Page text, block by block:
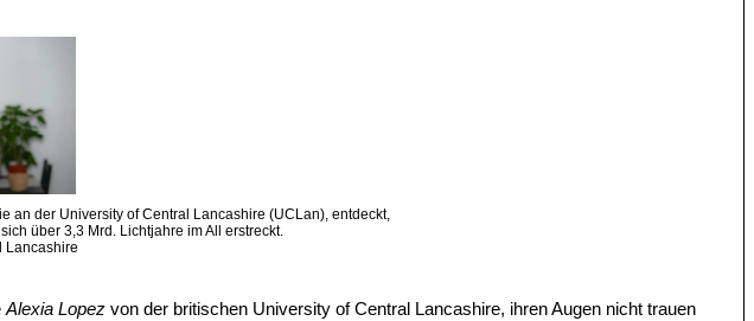
an der University of Central Lancashire (UCLan), entdeckt,
über 3,3 Mrd. Lichtjahre im All erstreckt.
Lancashire
Alexia Lopez von der britischen University of Central Lancashire, ihren Augen nicht trauen